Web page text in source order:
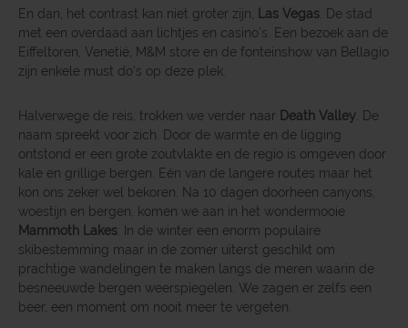
En dan, het contrast kan niet groter zijn, Las Vegas . De stad
met een overdaad aan lichtjes en casino’s. Een bezoek aan de
Eiffeltoren, Venetië, M&M store en de fonteinshow van Bellagio
zijn enkele must do’s op deze plek.
Halverwege de reis, trokken we verder naar Death Valley . De
naam spreekt voor zich. Door de warmte en de ligging
ontstond er een grote zoutvlakte en de regio is omgeven door
kale en grillige bergen. Eén van de langere routes maar het
kon ons zeker wel bekoren. Na 10 dagen doorheen canyons,
woestijn en bergen, komen we aan in het wondermooie
Mammoth Lakes . In de winter een enorm populaire
skibestemming maar in de zomer uiterst geschikt om
prachtige wandelingen te maken langs de meren waarin de
besneeuwde bergen weerspiegelen. We zagen er zelfs een
beer, een moment om nooit meer te vergeten.